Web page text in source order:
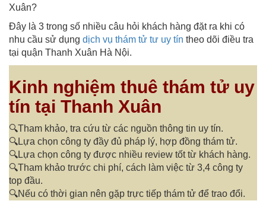
Xuân?
Đây là 3 trong số nhiều câu hỏi khách hàng đặt ra khi có
nhu cầu sử dụng dịch vụ thám tử tư uy tín theo dõi điều tra
tại quận Thanh Xuân Hà Nội.
Kinh nghiệm thuê thám tử uy
tín tại Thanh Xuân
🔍Tham khảo, tra cứu từ các nguồn thông tin uy tín.
🔍Lựa chọn công ty đầy đủ pháp lý, hợp đồng thám tử.
🔍Lựa chọn công ty được nhiều review tốt từ khách hàng.
🔍Tham khảo trước chi phí, cách làm việc từ 3,4 công ty
top đầu.
🔍Nếu có thời gian nên gặp trực tiếp thám tử để trao đổi.